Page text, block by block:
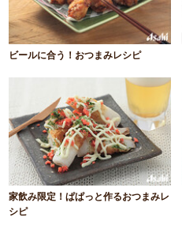
ビールに合う！おつまみレシピ
家飲み限定！ぱぱっと作るおつまみレ
シピ